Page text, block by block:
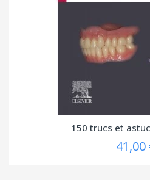
150 trucs et
41,00